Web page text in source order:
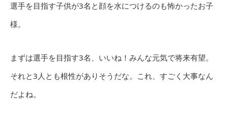
選手を目指す子供が3名と顔を水につけるのも怖かったお子
様。
まずは選手を目指す3名、いいね！みんな元気で将来有望。
それと3人とも根性がありそうだな。これ、すごく大事なん
だよね。